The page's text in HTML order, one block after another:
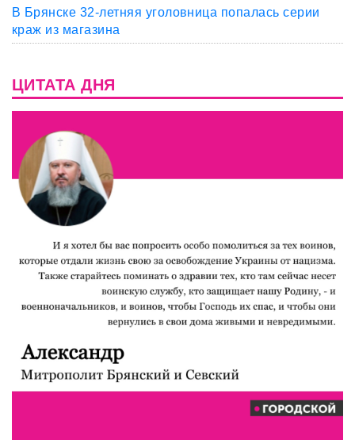
В Брянске 32-летняя уголовница попалась серии
краж из магазина
ЦИТАТА ДНЯ